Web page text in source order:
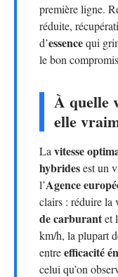
première ligne.
réduite,
d’essencequi
le bon
À quelle
elle
La vitesse
hybridesest un
l’Agence
clairs : réduire la
de carburantet
km/h, la plupart
entreefficacité
celui qu’on